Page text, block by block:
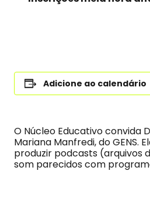
Adicione ao calendário
O Núcleo Educativo convida
Mariana Manfredi, do GENS.
produzir podcasts (arquivos
som parecidos com